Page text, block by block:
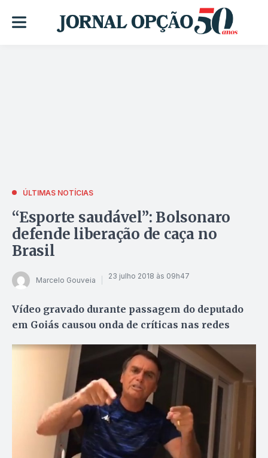
ÚLTIMAS NOTÍCIAS
“Esporte saudável”: Bolsonaro
defende liberação de caça no
Brasil
Marcelo Gouveia 23 julho 2018 às 09h47
Vídeo gravado durante passagem do deputado
em Goiás causou onda de críticas nas redes